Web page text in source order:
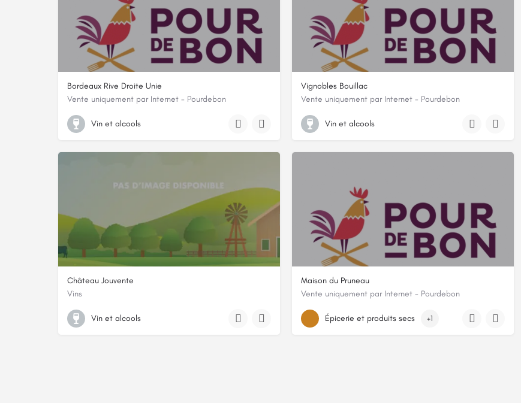
Bordeaux Rive Droite Unie
Vente uniquement par Internet - Pourdebon
Château Milord, 1 Lieu-dit Mylord, 33420, Grézillac, Gironde
Vin et alcools
Vignobles Bouillac
Vente uniquement par Internet - Pourdebon
10 REAUD, 33860, Reignac, Gironde
Vin et alcools
Château Jouvente
Vins
+33 5 56 62 49 69
Vin et alcools
Maison du Pruneau
Vente uniquement par Internet - Pourdebon
Braunès, 47320, Lafitte-sur-Lot, Lot-et-Garonne
Épicerie et produits secs +1